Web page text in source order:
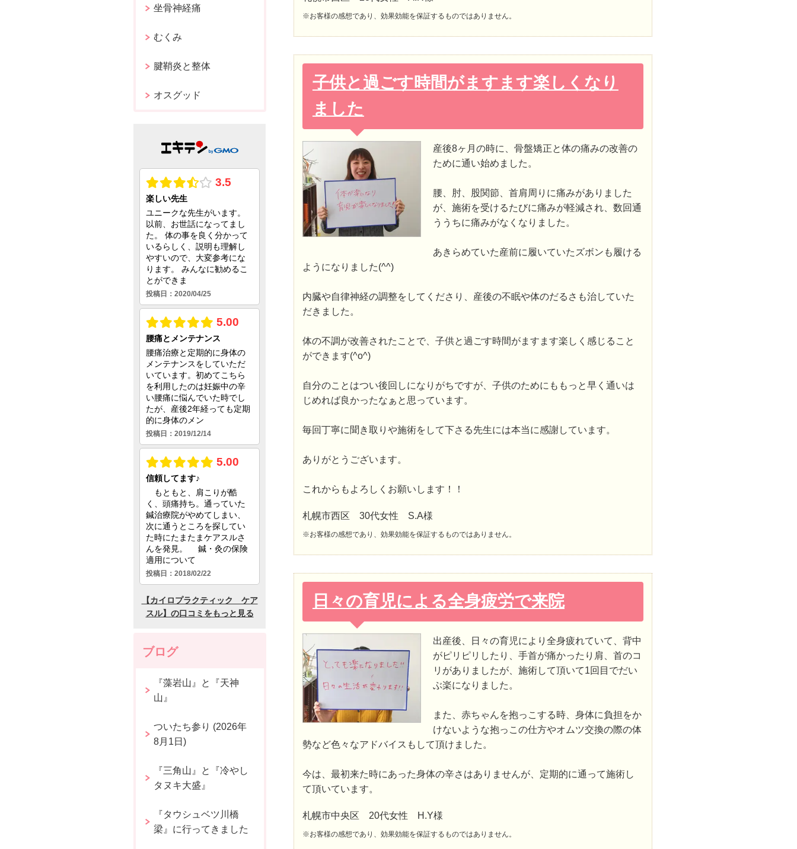
※お客様の感想であり、効果効能を保証するものではありません。
子供と過ごす時間がますます楽しくなり
ました
産後8ヶ月の時に、骨盤矯正と体の痛みの改善の
ために通い始めました。
腰、肘、股関節、首肩周りに痛みがありました
が、施術を受けるたびに痛みが軽減され、数回通
ううちに痛みがなくなりました。
あきらめていた産前に履いていたズボンも履ける
ようになりました(^^)
内臓や自律神経の調整をしてくださり、産後の不眠や体のだるさも治していた
だきました。
体の不調が改善されたことで、子供と過ごす時間がますます楽しく感じること
ができます(^o^)
自分のことはつい後回しになりがちですが、子供のためにももっと早く通いは
じめれば良かったなぁと思っています。
毎回丁寧に聞き取りや施術をして下さる先生には本当に感謝しています。
ありがとうございます。
これからもよろしくお願いします！！
札幌市西区 30代女性 S.A様
※お客様の感想であり、効果効能を保証するものではありません。
日々の育児による全身疲労で来院
出産後、日々の育児により全身疲れていて、背中
がピリピリしたり、手首が痛かったり肩、首のコ
リがありましたが、施術して頂いて1回目でだい
ぶ楽になりました。
また、赤ちゃんを抱っこする時、身体に負担をか
けないような抱っこの仕方やオムツ交換の際の体
勢など色々なアドバイスもして頂けました。
今は、最初来た時にあった身体の辛さはありませんが、定期的に通って施術し
て頂いています。
札幌市中央区 20代女性 H.Y様
※お客様の感想であり、効果効能を保証するものではありません。
坐骨神経痛
むくみ
腱鞘炎と整体
オスグッド
ブログ
『藻岩山』と『天神
山』
ついたち参り (2026年
8月1日)
『三角山』と『冷やし
タヌキ大盛』
『タウシュベツ川橋
梁』に行ってきました